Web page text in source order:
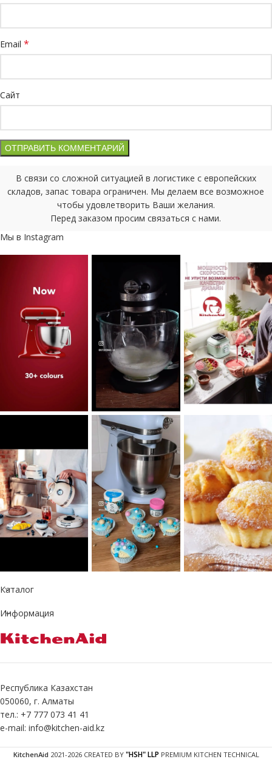
Email *
Сайт
В связи со сложной ситуацией в логистике с европейских
складов, запас товара ограничен. Мы делаем все возможное
чтобы удовлетворить Ваши желания.
Перед заказом просим связаться с нами.
Мы в Instagram
Каталог
Информация
Республика Казахстан
050060, г. Алматы
тел.: +7 777 073 41 41
e-mail: info@kitchen-aid.kz
KitchenAid 2021-2026 CREATED BY "HSH" LLP PREMIUM KITCHEN TECHNICAL